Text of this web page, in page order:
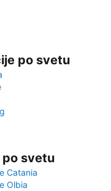
po svetu
svetu
Catania
Olbia